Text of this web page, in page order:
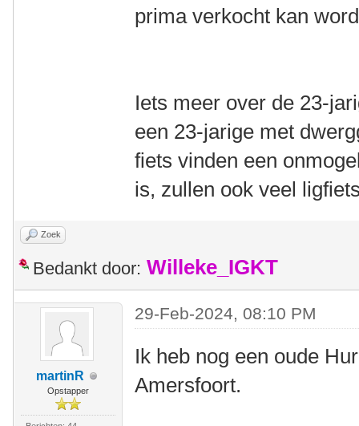
prima verkocht kan
Iets meer over de 23-
een 23-jarige met
fiets vinden een
is, zullen ook veel
Zoek
Bedankt door: Willeke_IGKT
martinR
Opstapper
29-Feb-2024, 08:10 PM
Ik heb nog een oude
Amersfoort.